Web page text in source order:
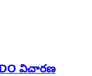
విచారణ